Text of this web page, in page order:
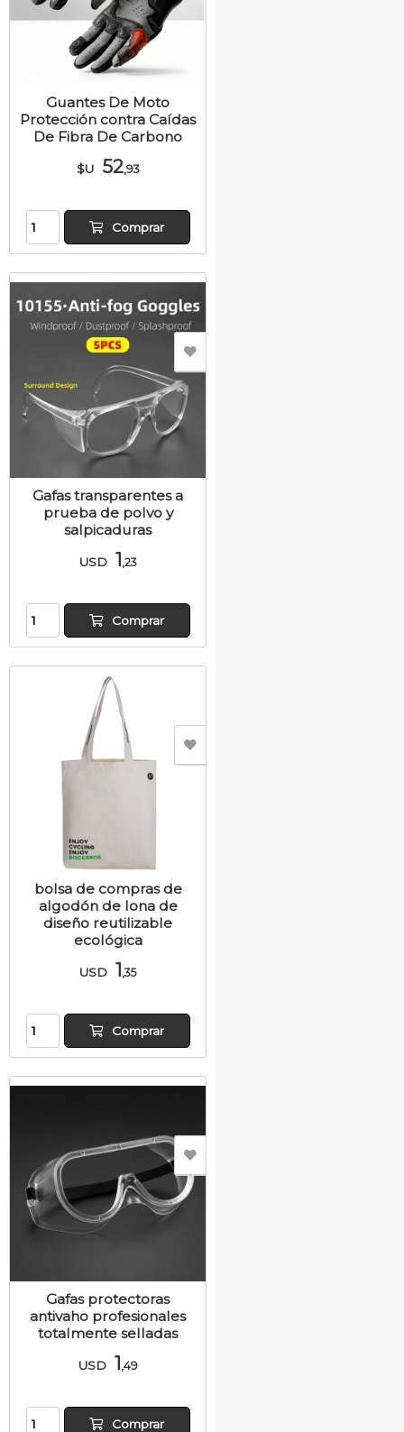
Guantes De Moto
Protección contra Caídas
De Fibra De Carbono
$U 52,93
Comprar
Gafas transparentes a
prueba de polvo y
salpicaduras
USD 1,23
Comprar
bolsa de compras de
algodón de lona de
diseño reutilizable
ecológica
USD 1,35
Comprar
Gafas protectoras
antivaho profesionales
totalmente selladas
USD 1,49
Comprar